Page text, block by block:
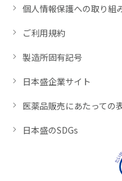
個人情報保護への取り組
ご利用規約
製造所固有記号
日本盛企業サイト
医薬品販売にあたっての
日本盛のSDGs